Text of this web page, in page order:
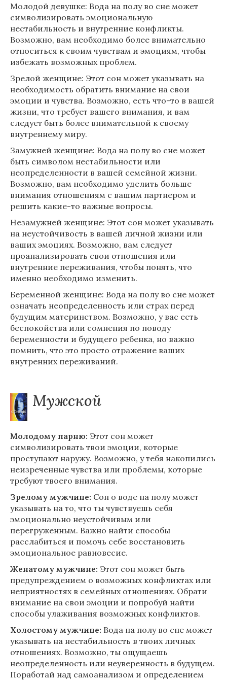
Молодой девушке: Вода на полу во сне может
символизировать эмоциональную
нестабильность и внутренние конфликты.
Возможно, вам необходимо более внимательно
относиться к своим чувствам и эмоциям, чтобы
избежать возможных проблем.
Зрелой женщине: Этот сон может указывать на
необходимость обратить внимание на свои
эмоции и чувства. Возможно, есть что-то в вашей
жизни, что требует вашего внимания, и вам
следует быть более внимательной к своему
внутреннему миру.
Замужней женщине: Вода на полу во сне может
быть символом нестабильности или
неопределенности в вашей семейной жизни.
Возможно, вам необходимо уделить больше
внимания отношениям с вашим партнером и
решить какие-то важные вопросы.
Незамужней женщине: Этот сон может указывать
на неустойчивость в вашей личной жизни или
ваших эмоциях. Возможно, вам следует
проанализировать свои отношения или
внутренние переживания, чтобы понять, что
именно необходимо изменить.
Беременной женщине: Вода на полу во сне может
означать неопределенность или страх перед
будущим материнством. Возможно, у вас есть
беспокойства или сомнения по поводу
беременности и будущего ребенка, но важно
помнить, что это просто отражение ваших
внутренних переживаний.
Мужской
Молодому парню: Этот сон может
символизировать твои эмоции, которые
проступают наружу. Возможно, у тебя накопились
неизреченные чувства или проблемы, которые
требуют твоего внимания.
Зрелому мужчине: Сон о воде на полу может
указывать на то, что ты чувствуешь себя
эмоционально неустойчивым или
перегруженным. Важно найти способы
расслабиться и помочь себе восстановить
эмоциональное равновесие.
Женатому мужчине: Этот сон может быть
предупреждением о возможных конфликтах или
неприятностях в семейных отношениях. Обрати
внимание на свои эмоции и попробуй найти
способы улаживания возможных конфликтов.
Холостому мужчине: Вода на полу во сне может
указывать на нестабильность в твоих личных
отношениях. Возможно, ты ощущаешь
неопределенность или неуверенность в будущем.
Поработай над самоанализом и определением